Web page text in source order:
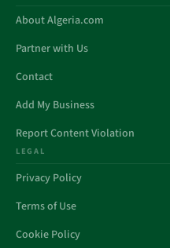
About Algeria.com
Partner with Us
Contact
Add My Business
Report Content Violation
LEGAL
Privacy Policy
Terms of Use
Cookie Policy